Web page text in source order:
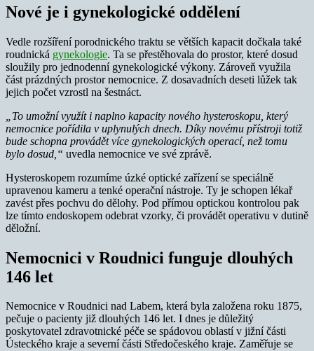
Nové je i gynekologické oddělení
Vedle rozšíření porodnického traktu se větších kapacit dočkala také
roudnická gynekologie. Ta se přestěhovala do prostor, které dosud
sloužily pro jednodenní gynekologické výkony. Zároveň využila
část prázdných prostor nemocnice. Z dosavadních deseti lůžek tak
jejich počet vzrostl na šestnáct.
„To umožní využít i naplno kapacity nového hysteroskopu, který
nemocnice pořídila v uplynulých dnech. Díky novému přístroji totiž
bude schopna provádět více gynekologických operací, než tomu
bylo dosud,“ uvedla nemocnice ve své zprávě.
Hysteroskopem rozumíme úzké optické zařízení se speciálně
upravenou kameru a tenké operační nástroje. Ty je schopen lékař
zavést přes pochvu do dělohy. Pod přímou optickou kontrolou pak
lze tímto endoskopem odebrat vzorky, či provádět operativu v dutině
děložní.
Nemocnici v Roudnici funguje dlouhých
146 let
Nemocnice v Roudnici nad Labem, která byla založena roku 1875,
pečuje o pacienty již dlouhých 146 let. I dnes je důležitý
poskytovatel zdravotnické péče se spádovou oblastí v jižní části
Ústeckého kraje a severní části Středočeského kraje. Zaměřuje se